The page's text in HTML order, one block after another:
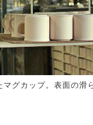
マグカップ。表面の滑